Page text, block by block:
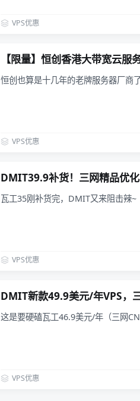
VPS优惠
【限量】恒创香港大带宽云服
恒创也算是十几年的老牌服务器厂商
VPS优惠
DMIT39.9补货！三网精品优
瓦工35刚补货完，DMIT又来阻击辣~
VPS优惠
DMIT新款49.9美元/年VPS，
这是要硬磕瓦工46.9美元/年（三网
VPS优惠